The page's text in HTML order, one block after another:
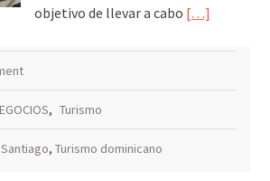
objetivo de llevar a cabo […]
, Turismo
Santiago, Turismo dominicano